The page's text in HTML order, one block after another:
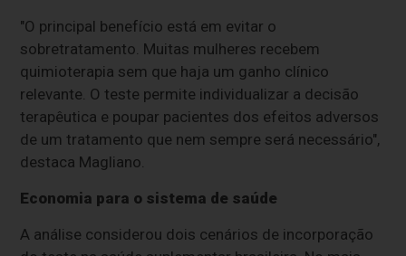
"O principal benefício está em evitar o
sobretratamento. Muitas mulheres recebem
quimioterapia sem que haja um ganho clínico
relevante. O teste permite individualizar a decisão
terapêutica e poupar pacientes dos efeitos adversos
de um tratamento que nem sempre será necessário",
destaca Magliano.
Economia para o sistema de saúde
A análise considerou dois cenários de incorporação